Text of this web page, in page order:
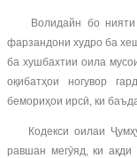
Волидайн бо нияти
фарзандони худро ба
ба хушбахтии оила
оқибатҳои ногувор
бемориҳои ирсӣ, ки
Кодекси оилаи
равшан мегӯяд, ки